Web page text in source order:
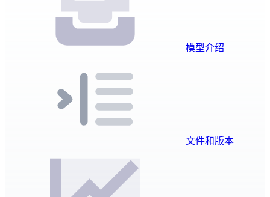
模型介绍
文件和版本